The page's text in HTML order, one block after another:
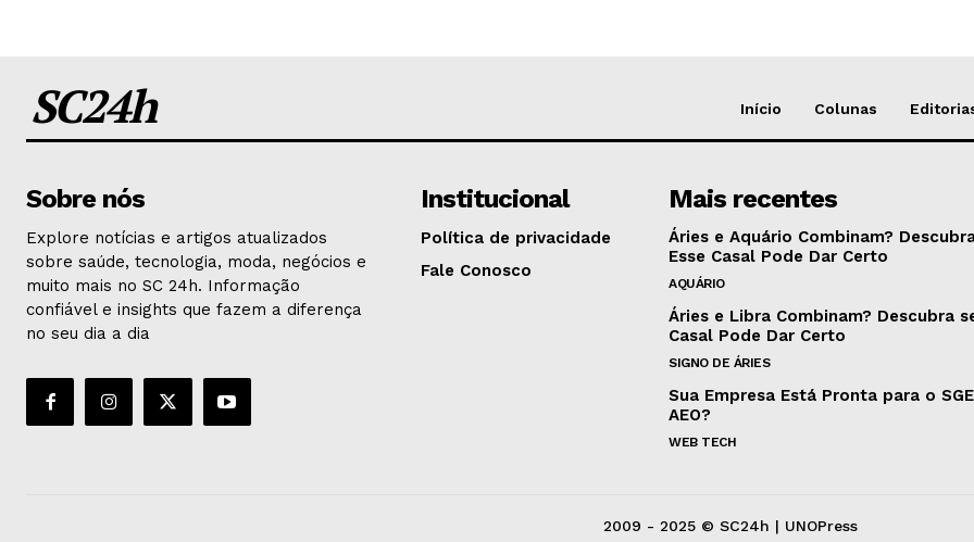
SC24h Início Colunas
Sobre nós
Explore notícias e artigos atualizados
sobre saúde, tecnologia, moda, negócios e
muito mais no SC 24h. Informação
confiável e insights que fazem a diferença
no seu dia a dia
Institucional
Política de privacidade
Fale Conosco
Mais recentes
Áries e Aquário Combinam?
Esse Casal Pode Dar Certo
AQUÁRIO
Áries e Libra Combinam? Descubra
Casal Pode Dar Certo
SIGNO DE ÁRIES
Sua Empresa Está Pronta para o
AEO?
WEB TECH
2009 - 2025 © SC24h | UNOPress